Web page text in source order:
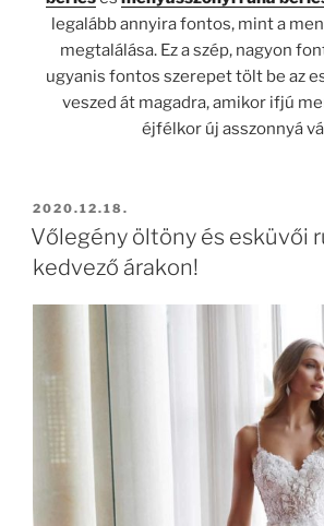
legalább annyira fontos, mint a
megtalálása. Ez a szép, nagyon
ugyanis fontos szerepet tölt be az
veszed át magadra, amikor ifjú
éjfélkor új asszonnyá
BEKÜLDVE:
2020.12.18.
Vőlegény öltöny és esküvői
kedvező árakon!